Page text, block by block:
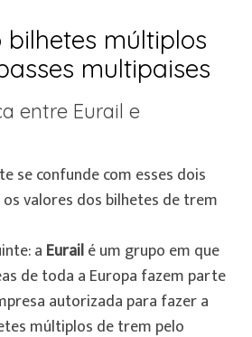
múltiplos
multipaises
entre Eurail e
se confunde com esses dois
valores dos bilhetes de trem
aEurailé um grupo em que
de toda a Europa fazem parte
autorizada para fazer a
múltiplos de trem pelo